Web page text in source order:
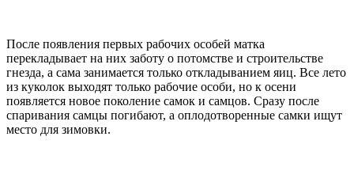
После появления первых рабочих особей матка
перекладывает на них заботу о потомстве и строительстве
гнезда, а сама занимается только откладыванием яиц. Все лето
из куколок выходят только рабочие особи, но к осени
появляется новое поколение самок и самцов. Сразу после
спаривания самцы погибают, а оплодотворенные самки ищут
место для зимовки.